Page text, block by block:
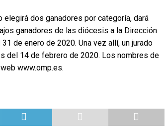
elegirá dos ganadores por categoría, dará
ganadores de las diócesis a la Dirección
de enero de 2020. Una vez allí, un jurado
del 14 de febrero de 2020. Los nombres de
www.omp.es.